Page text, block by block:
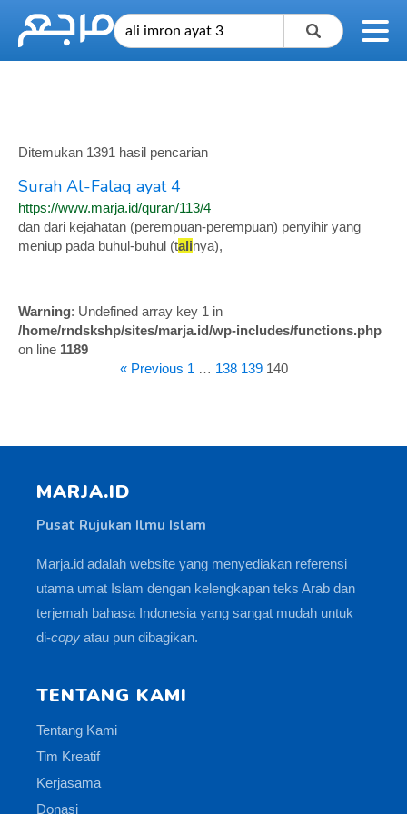
Ditemukan 1391 hasil pencarian
Surah Al-Falaq ayat 4
https://www.marja.id/quran/113/4
dan dari kejahatan (perempuan-perempuan) penyihir yang
meniup pada buhul-buhul (talinya),
Warning: Undefined array key 1 in
/home/rndskshp/sites/marja.id/wp-includes/functions.php
on line 1189
« Previous 1 … 138 139 140
MARJA.ID
Pusat Rujukan Ilmu Islam
Marja.id adalah website yang menyediakan referensi
utama umat Islam dengan kelengkapan teks Arab dan
terjemah bahasa Indonesia yang sangat mudah untuk
di-copy atau pun dibagikan.
TENTANG KAMI
Tentang Kami
Tim Kreatif
Kerjasama
Donasi